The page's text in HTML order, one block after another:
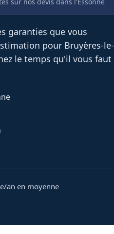
garanties que vous
pour Bruyères-le-
le temps qu'il vous faut
an en moyenne